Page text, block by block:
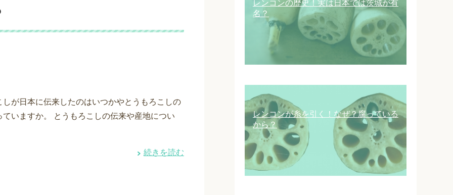
しが日本に伝来したのはいつかやとうもろこしの
ていますか。 とうもろこしの伝来や産地につい
続きを読む
レンコンの歴史！実は日本では茨城が有
名？
レンコンが糸を引く！なぜ？腐っている
から？